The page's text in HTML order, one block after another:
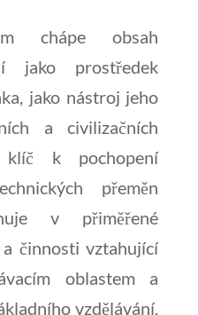
chápe obsah
jako prostředek
jako nástroj jeho
a civilizačních
k pochopení
přeměn
v přiměřené
činnosti vztahující
oblastem a
vzdělávání.